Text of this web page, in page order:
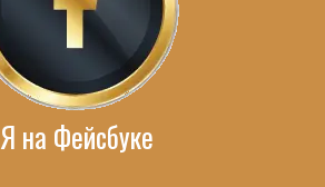
Я на Фейсбуке